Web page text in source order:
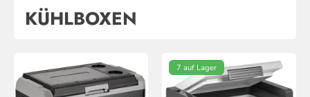
KÜHLBOXEN
7 auf Lager